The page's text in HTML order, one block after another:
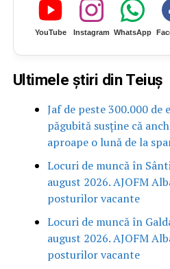
YouTube Instagram WhatsApp
Ultimele știri din Teiuș
Jaf de peste 300.000 de
păgubită susține că
aproape o lună de la
Locuri de muncă în
august 2026. AJOFM
posturilor vacante
Locuri de muncă în
august 2026. AJOFM
posturilor vacante